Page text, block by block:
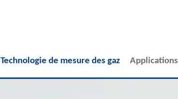
Technologie de mesure des gaz Applications